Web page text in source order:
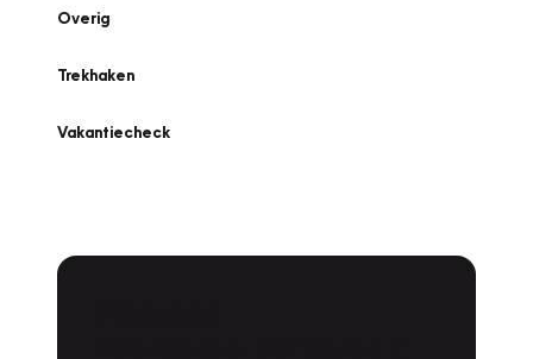
Overig
Trekhaken
Vakantiecheck